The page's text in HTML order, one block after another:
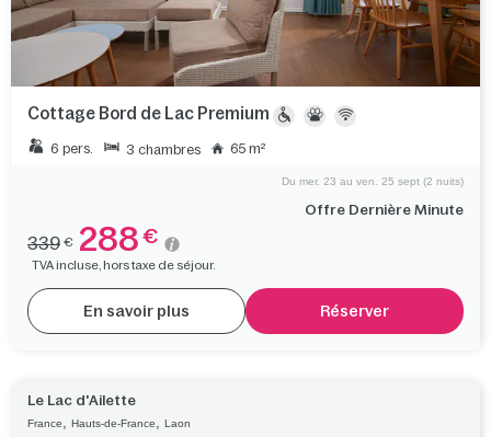
Cottage Bord de Lac Premium
6 pers. 3 chambres 65 m²
Offre Dernière Minute
Du mer. 23 au ven. 25 sept (2 nuits)
339 € 288 €
TVA incluse, hors taxe de séjour.
En savoir plus Réserver
Le Lac d'Ailette
France, Hauts-de-France, Laon